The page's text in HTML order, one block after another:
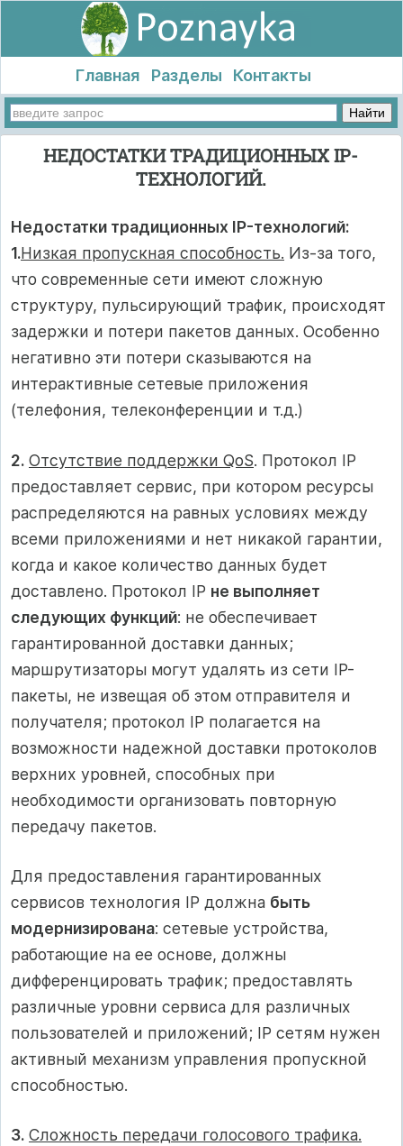
Главная Разделы Контакты
НЕДОСТАТКИ ТРАДИЦИОННЫХ IP-
ТЕХНОЛОГИЙ.
Недостатки традиционных IP-технологий:
1.Низкая пропускная способность. Из-за того,
что современные сети имеют сложную
структуру, пульсирующий трафик, происходят
задержки и потери пакетов данных. Особенно
негативно эти потери сказываются на
интерактивные сетевые приложения
(телефония, телеконференции и т.д.)
2. Отсутствие поддержки QoS. Протокол IP
предоставляет сервис, при котором ресурсы
распределяются на равных условиях между
всеми приложениями и нет никакой гарантии,
когда и какое количество данных будет
доставлено. Протокол IP не выполняет
следующих функций: не обеспечивает
гарантированной доставки данных;
маршрутизаторы могут удалять из сети IP-
пакеты, не извещая об этом отправителя и
получателя; протокол IP полагается на
возможности надежной доставки протоколов
верхних уровней, способных при
необходимости организовать повторную
передачу пакетов.
Для предоставления гарантированных
сервисов технология IP должна быть
модернизирована: сетевые устройства,
работающие на ее основе, должны
дифференцировать трафик; предоставлять
различные уровни сервиса для различных
пользователей и приложений; IP сетям нужен
активный механизм управления пропускной
способностью.
3. Сложность передачи голосового трафика.